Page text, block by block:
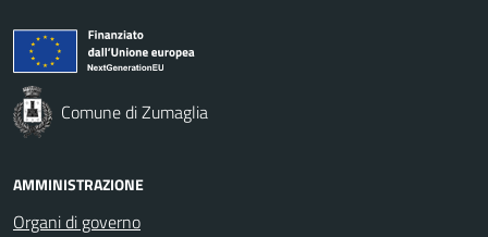
Comune di Zumaglia
AMMINISTRAZIONE
Organi di governo